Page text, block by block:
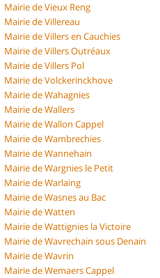
Mairie de Vieux Reng
Mairie de Villereau
Mairie de Villers en Cauchies
Mairie de Villers Outréaux
Mairie de Villers Pol
Mairie de Volckerinckhove
Mairie de Wahagnies
Mairie de Wallers
Mairie de Wallon Cappel
Mairie de Wambrechies
Mairie de Wannehain
Mairie de Wargnies le Petit
Mairie de Warlaing
Mairie de Wasnes au Bac
Mairie de Watten
Mairie de Wattignies la Victoire
Mairie de Wavrechain sous Denain
Mairie de Wavrin
Mairie de Wemaers Cappel